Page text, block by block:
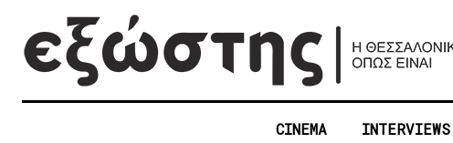
CINEMA INTERVIEWS